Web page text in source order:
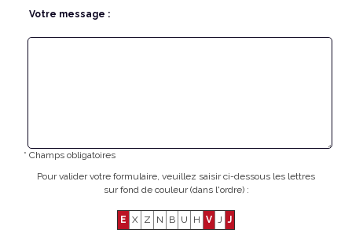
Votre message :
* Champs obligatoires
Pour valider votre formulaire, veuillez saisir ci-dessous les lettres
sur fond de couleur (dans l'ordre) :
E X Z N B U H V J J